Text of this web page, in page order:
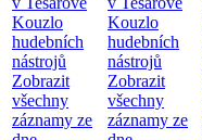
Kouzlo
hudebních
nástrojů
Zobrazit
všechny
záznamy ze
Kouzlo
hudebních
nástrojů
Zobrazit
všechny
záznamy ze